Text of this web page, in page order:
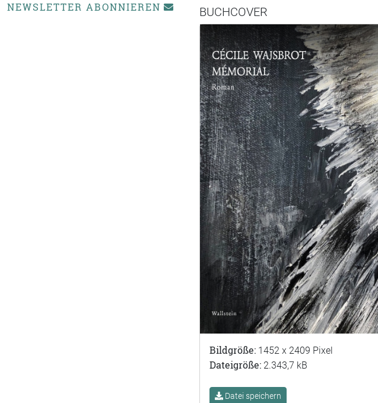
NEWSLETTER ABONNIEREN BUCHCOVER
Bildgröße: 1452 x 2409 Pixel
Dateigröße: 2.343,7 kB
Datei speichern